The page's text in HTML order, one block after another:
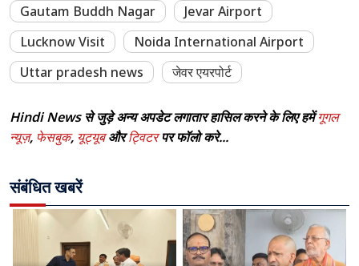
Gautam Buddh Nagar
Jevar Airport
Lucknow Visit
Noida International Airport
Uttar pradesh news
जेवर एयरपोर्ट
Hindi News से जुड़े अन्य अपडेट लगातार हासिल करने के लिए हमेंगूगल
न्यूज़, फेसबुक, यूट्यूबऔरट्विटरपर फॉलो करे...
संबंधित खबरें